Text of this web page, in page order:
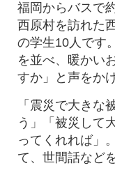
福岡からバスで
西原村を訪れた
の学生10人です
を並べ、暖かい
すか」と声をか
「震災で大きな
う」「被災して
ってくれれば」
て、世間話など